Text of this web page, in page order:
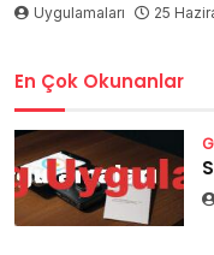
Uygulamaları 25
En Çok Okunanlar